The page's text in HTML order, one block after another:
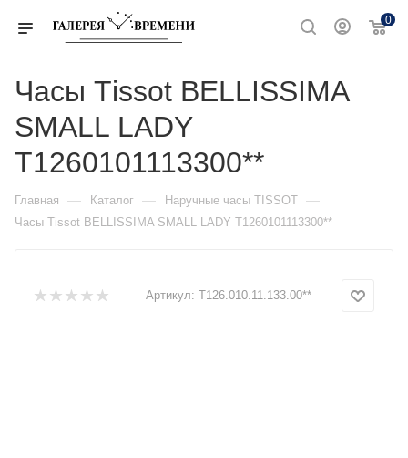
0
Часы Тissot BELLISSIMA
SMALL LADY
T1260101113300**
Главная — Каталог — Наручные часы TISSOT —
Часы Тissot BELLISSIMA SMALL LADY T1260101113300**
Артикул: T126.010.11.133.00**